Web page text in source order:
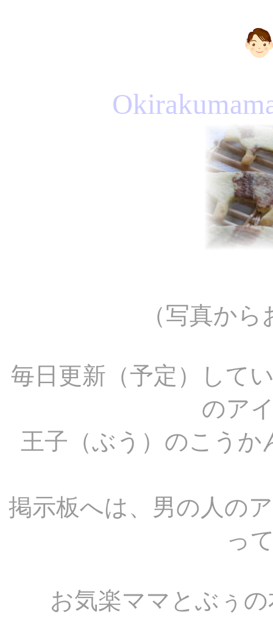
（写真か
毎日更新（予定）して
のア
王子（ぶう）のこう
掲示板へは、男の人の
っ
お気楽ママとぶぅ